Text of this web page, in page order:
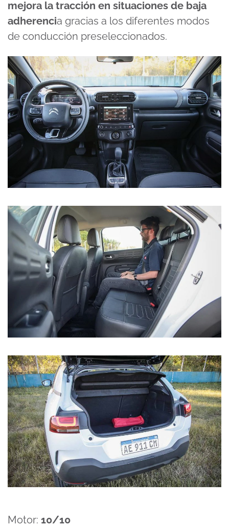
mejora la tracción en situaciones de baja
adherencia gracias a los diferentes modos
de conducción preseleccionados.
Motor: 10/10